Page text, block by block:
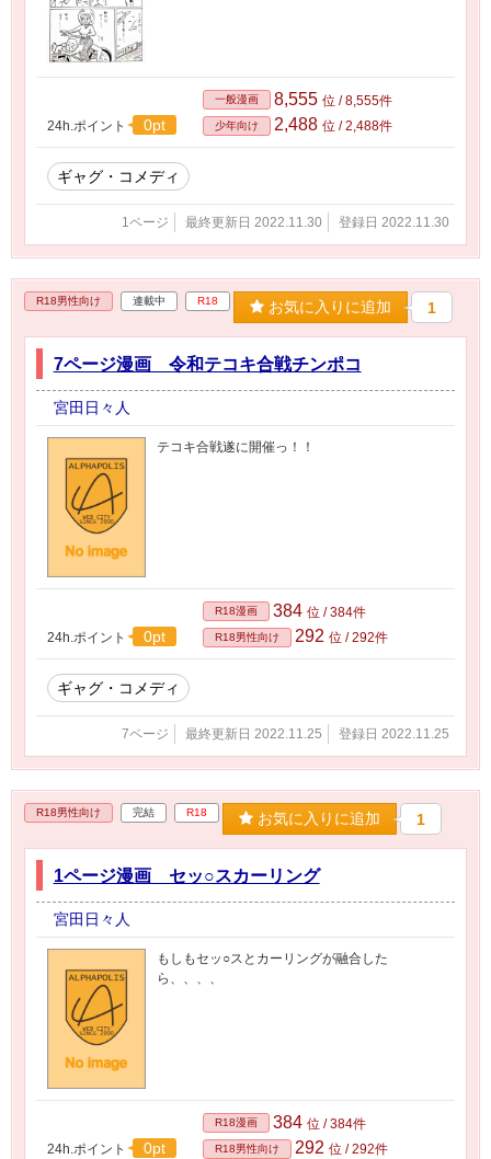
24h.ポイント 0pt
一般漫画 8,555 位 / 8,555件
少年向け 2,488 位 / 2,488件
ギャグ・コメディ
1ページ 最終更新日 2022.11.30 登録日 2022.11.30
R18男性向け 連載中 R18 お気に入りに追加 1
7ページ漫画 令和テコキ合戦チンポコ
宮田日々人
テコキ合戦遂に開催っ！！
24h.ポイント 0pt
R18漫画 384 位 / 384件
R18男性向け 292 位 / 292件
ギャグ・コメディ
7ページ 最終更新日 2022.11.25 登録日 2022.11.25
R18男性向け 完結 R18 お気に入りに追加 1
1ページ漫画 セッ○スカーリング
宮田日々人
もしもセッ○スとカーリングが融合した
ら、、、、
24h.ポイント 0pt
R18漫画 384 位 / 384件
R18男性向け 292 位 / 292件